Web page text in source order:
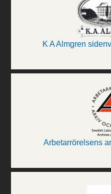
K A Almgren
Arbetarrörelsens